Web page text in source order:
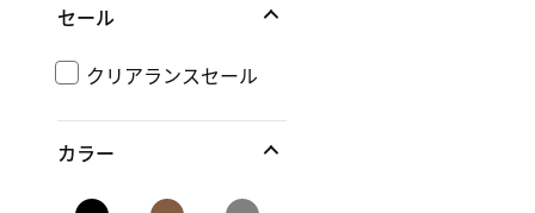
セール
クリアランスセール
カラー